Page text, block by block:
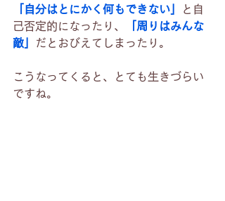
「自分はとにかく何もできない」
と自
己否定的になったり、
「周りはみんな
敵」
だとおびえてしまったり。
こうなってくると、とても生きづらい
ですね。